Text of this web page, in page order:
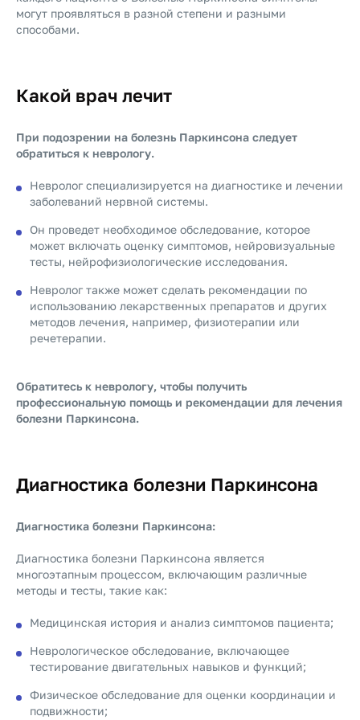
могут проявляться в разной степени и разными
способами.
Какой врач лечит
При подозрении на болезнь Паркинсона следует
обратиться к неврологу.
Невролог специализируется на диагностике и лечении
заболеваний нервной системы.
Он проведет необходимое обследование, которое
может включать оценку симптомов, нейровизуальные
тесты, нейрофизиологические исследования.
Невролог также может сделать рекомендации по
использованию лекарственных препаратов и других
методов лечения, например, физиотерапии или
речетерапии.
Обратитесь к неврологу, чтобы получить
профессиональную помощь и рекомендации для лечения
болезни Паркинсона.
Диагностика болезни Паркинсона
Диагностика болезни Паркинсона:
Диагностика болезни Паркинсона является
многоэтапным процессом, включающим различные
методы и тесты, такие как:
Медицинская история и анализ симптомов пациента;
Неврологическое обследование, включающее
тестирование двигательных навыков и функций;
Физическое обследование для оценки координации и
подвижности;